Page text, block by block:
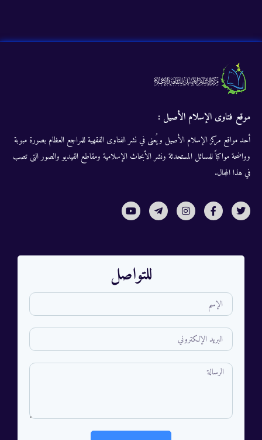
موقع فتاوى الإسلام الأصيل :
أحد مواقع مركز الإسلام الأصيل ويُعنى في نشر الفتاوى الفقهية للمراجع العظام بصورة مبوبة
وواضحة مواكباً للمسائل المستحدثة ونشر الأبحاث الإسلامية ومقاطع الفيديو والصور التى تصب
في هذا المجال.
للتواصل